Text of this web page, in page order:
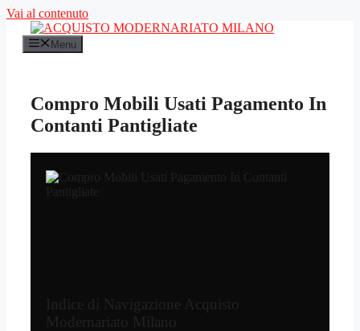
Vai al contenuto
Menu
Compro Mobili Usati Pagamento In
Contanti Pantigliate
Indice di Navigazione Acquisto
Modernariato Milano